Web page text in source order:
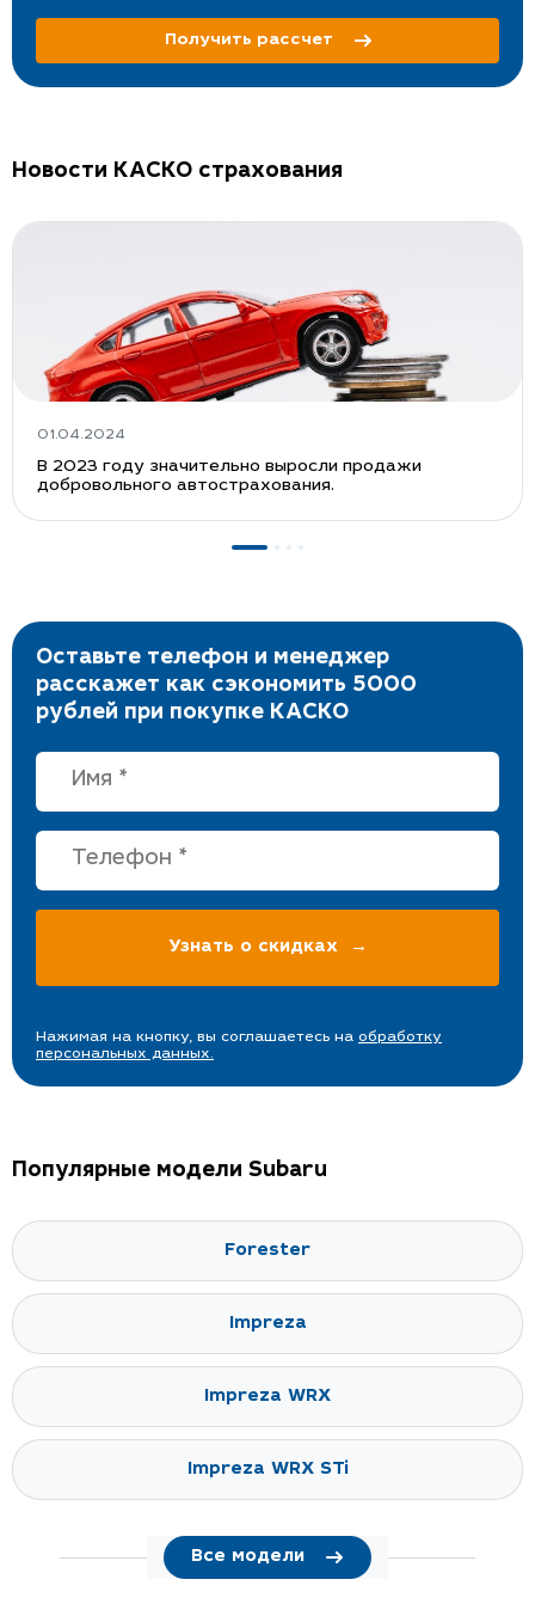
Получить рассчет
Новости КАСКО страхования
01.04.2024
В 2023 году значительно выросли продажи
добровольного автострахования.
Оставьте телефон и менеджер
расскажет как сэкономить 5000
рублей при покупке КАСКО
Нажимая на кнопку, вы соглашаетесь на обработку
персональных данных.
Популярные модели Subaru
Forester
Impreza
Impreza WRX
Impreza WRX STi
Все модели